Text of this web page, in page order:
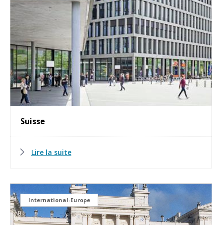
Suisse
Lire la suite
International-Europe